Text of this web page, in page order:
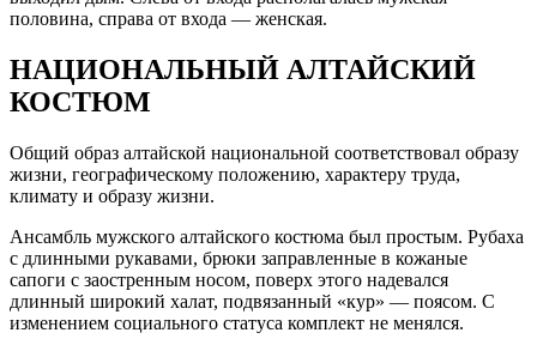
половина, справа от входа — женская.
НАЦИОНАЛЬНЫЙ АЛТАЙСКИЙ
КОСТЮМ
Общий образ алтайской национальной соответствовал образу
жизни, географическому положению, характеру труда,
климату и образу жизни.
Ансамбль мужского алтайского костюма был простым. Рубаха
с длинными рукавами, брюки заправленные в кожаные
сапоги с заостренным носом, поверх этого надевался
длинный широкий халат, подвязанный «кур» — поясом. С
изменением социального статуса комплект не менялся.